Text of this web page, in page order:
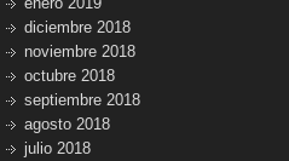
diciembre 2018
noviembre 2018
octubre 2018
septiembre 2018
agosto 2018
julio 2018